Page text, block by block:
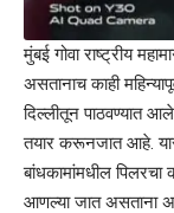
मुंबई गोवा राष्ट्रीय
असतानाच काही
दिल्लीतून पाठवण्यात
तयार करूनजात आहे.
बांधकामांमधील
आणल्या जात असताना